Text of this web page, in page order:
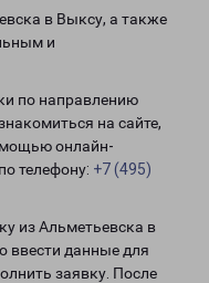
в Выксу, а также
и
по направлению
на сайте,
онлайн-
телефону: +7 (495)
из Альметьевска в
ввести данные для
заявку. После